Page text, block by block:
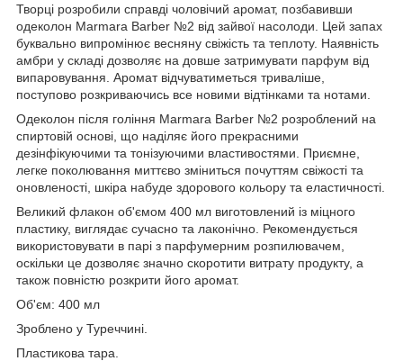
Творці розробили справді чоловічий аромат, позбавивши
одеколон Marmara Barber №2 від зайвої насолоди. Цей запах
буквально випромінює весняну свіжість та теплоту. Наявність
амбри у складі дозволяє на довше затримувати парфум від
випаровування. Аромат відчуватиметься триваліше,
поступово розкриваючись все новими відтінками та нотами.
Одеколон після гоління Marmara Barber №2 розроблений на
спиртовій основі, що наділяє його прекрасними
дезінфікуючими та тонізуючими властивостями. Приємне,
легке поколювання миттєво зміниться почуттям свіжості та
оновленості, шкіра набуде здорового кольору та еластичності.
Великий флакон об'ємом 400 мл виготовлений із міцного
пластику, виглядає сучасно та лаконічно. Рекомендується
використовувати в парі з парфумерним розпилювачем,
оскільки це дозволяє значно скоротити витрату продукту, а
також повністю розкрити його аромат.
Об'єм: 400 мл
Зроблено у Туреччині.
Пластикова тара.